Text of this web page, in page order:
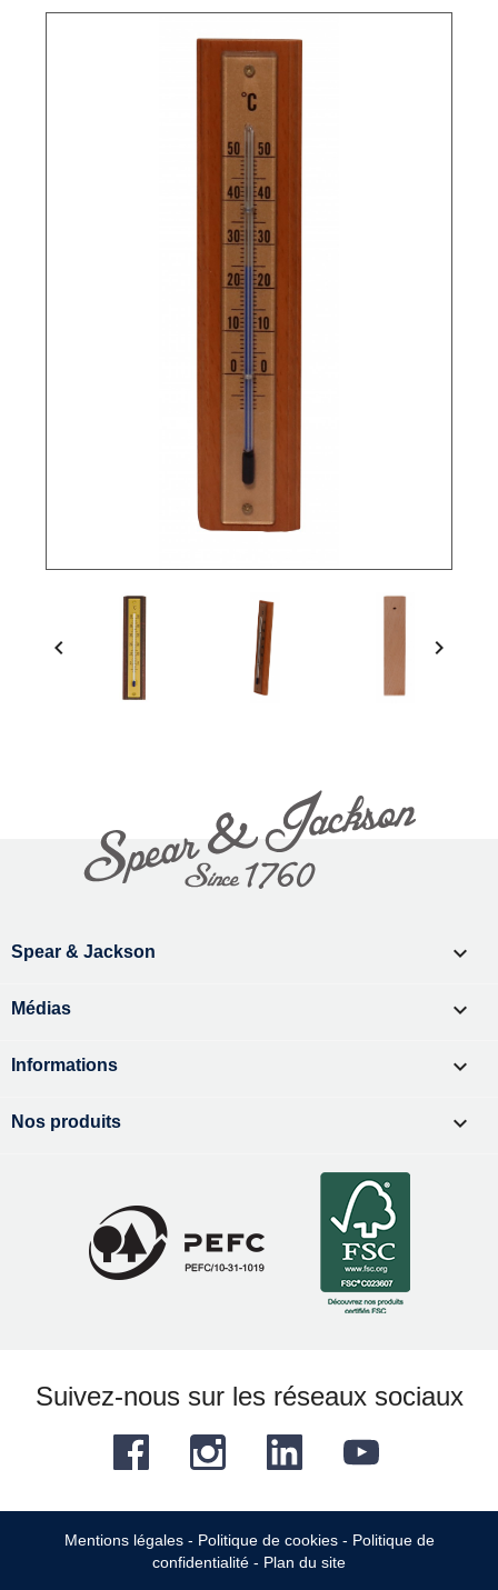
 
Spear & Jackson 
Médias 
Informations 
Nos produits 
Suivez-nous sur les réseaux sociaux
Facebook YouTube
Instagram LinkedIn
Mentions légales- Politique de cookies- Politique de
confidentialité - Plan du site